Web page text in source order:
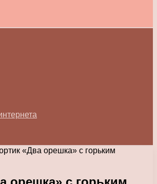
«Два орешка» с горьким